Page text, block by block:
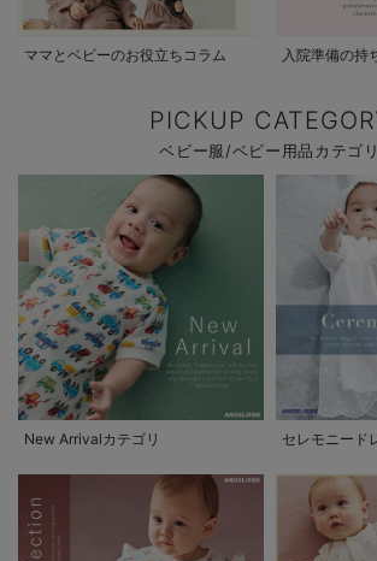
ママとベビーのお役立ちコラム 入院準備の持
PICKUP
ベビー服/ベビー用品カテゴリ
New Arrivalカテゴリ セレモニード